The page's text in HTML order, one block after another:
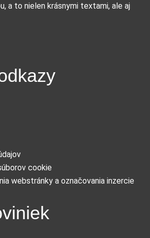
a to nielen krásnymi textami, ale aj
cookie
webstránky a označovania inzercie